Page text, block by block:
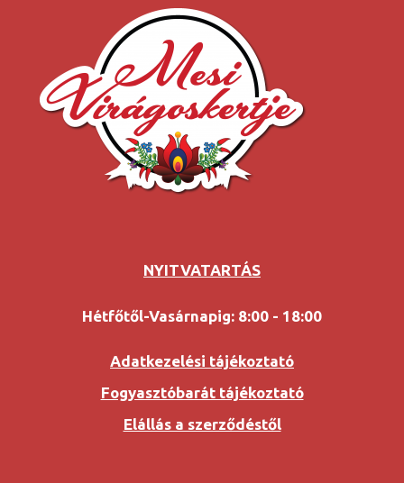
NYITVATARTÁS
Hétfőtől-Vasárnapig: 8:00 - 18:00
Adatkezelési tájékoztató
Fogyasztóbarát tájékoztató
Elállás a szerződéstől